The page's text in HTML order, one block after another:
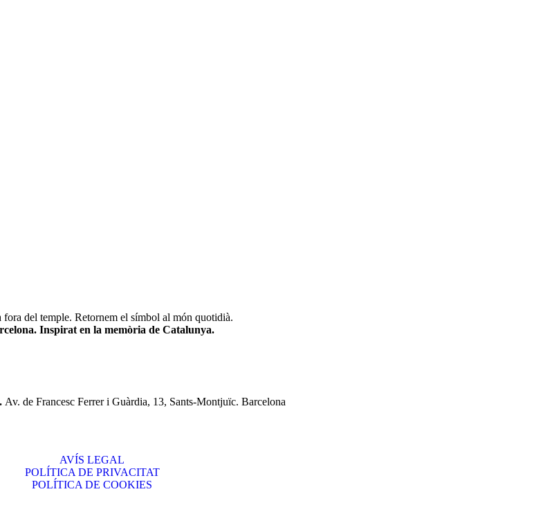
fora del temple. Retornem el símbol al món quotidià.
Inspirat en la memòria de Catalunya.
Av. de Francesc Ferrer i Guàrdia, 13, Sants-Montjuïc. Barcelona
AVÍS LEGAL
POLÍTICA DE PRIVACITAT
POLÍTICA DE COOKIES